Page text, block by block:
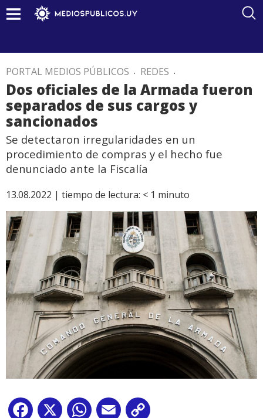
PORTAL MEDIOS PÚBLICOS . REDES .
Dos oficiales de la Armada fueron
separados de sus cargos y
sancionados
Se detectaron irregularidades en un
procedimiento de compras y el hecho fue
denunciado ante la Fiscalía
13.08.2022 | tiempo de lectura: < 1 minuto
Facebook
X WhatsApp
Email